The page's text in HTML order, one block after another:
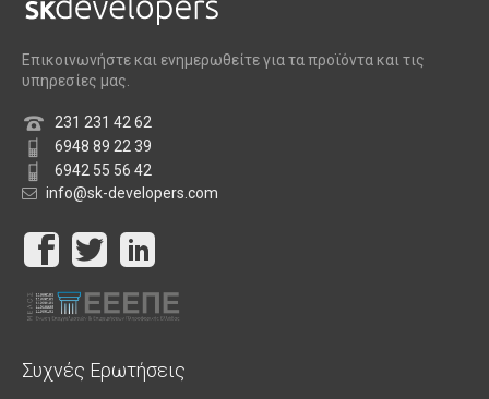
Επικοινωνήστε και ενημερωθείτε για τα προϊόντα και τις
υπηρεσίες μας.
231 231 42 62
6948 89 22 39
6942 55 56 42
info@sk-developers.com
Συχνές Ερωτήσεις